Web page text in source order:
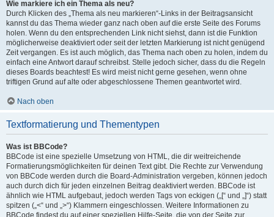
Wie markiere ich ein Thema als neu?
Durch Klicken des „Thema als neu markieren“-Links in der Beitragsansicht
kannst du das Thema wieder ganz nach oben auf die erste Seite des Forums
holen. Wenn du den entsprechenden Link nicht siehst, dann ist die Funktion
möglicherweise deaktiviert oder seit der letzten Markierung ist nicht genügend
Zeit vergangen. Es ist auch möglich, das Thema nach oben zu holen, indem du
einfach eine Antwort darauf schreibst. Stelle jedoch sicher, dass du die Regeln
dieses Boards beachtest! Es wird meist nicht gerne gesehen, wenn ohne
triftigen Grund auf alte oder abgeschlossene Themen geantwortet wird.
Nach oben
Textformatierung und Thementypen
Was ist BBCode?
BBCode ist eine spezielle Umsetzung von HTML, die dir weitreichende
Formatierungsmöglichkeiten für deinen Text gibt. Die Rechte zur Verwendung
von BBCode werden durch die Board-Administration vergeben, können jedoch
auch durch dich für jeden einzelnen Beitrag deaktiviert werden. BBCode ist
ähnlich wie HTML aufgebaut, jedoch werden Tags von eckigen („[“ und „]“) statt
spitzen („<“ und „>“) Klammern eingeschlossen. Weitere Informationen zu
BBCode findest du auf einer speziellen Hilfe-Seite, die von der Seite zur